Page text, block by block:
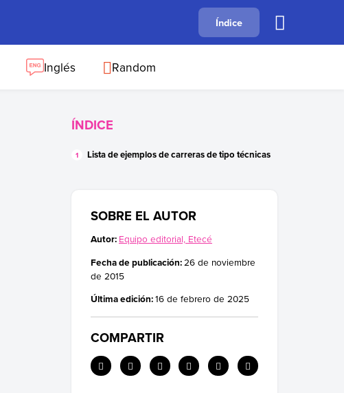
B C F
Índice
Inglés Random
ÍNDICE
Lista de ejemplos de carreras de tipo técnicas
SOBRE EL AUTOR
Autor: Equipo editorial, Etecé
Fecha de publicación: 26 de noviembre
de 2015
Última edición:16 de febrero de 2025
COMPARTIR